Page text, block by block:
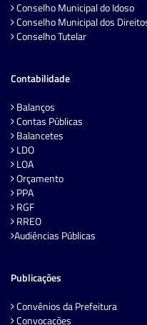
Conselho Municipal do Idoso
Conselho Municipal dos
Conselho Tutelar
Contabilidade
Balanços
Contas Públicas
Balancetes
LDO
LOA
Orçamento
PPA
RGF
RREO
Audiências Públicas
Publicações
Convênios da Prefeitura
Convocações